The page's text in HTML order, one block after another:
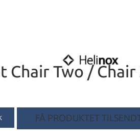
Chair Two /
FÅ PRODUKTET